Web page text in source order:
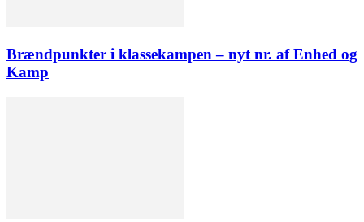
Brændpunkter i klassekampen – nyt nr. af Enhed og
Kamp